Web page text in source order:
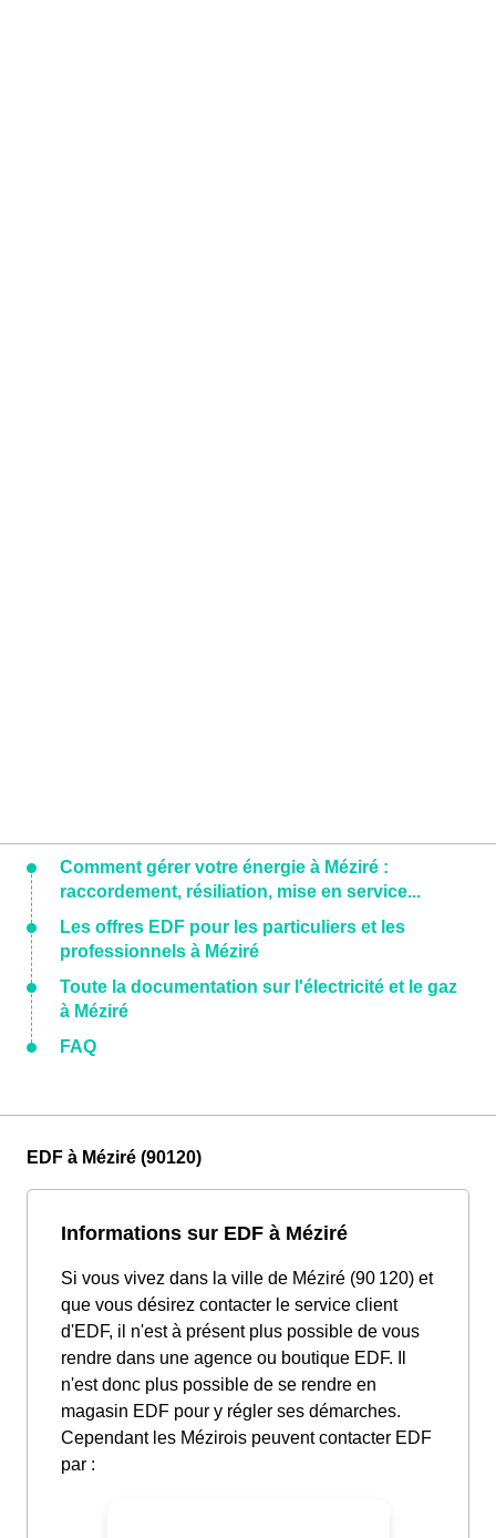
Comment gérer votre énergie à Méziré :
raccordement, résiliation, mise en service...
Les offres EDF pour les particuliers et les
professionnels à Méziré
Toute la documentation sur l'électricité et le gaz
à Méziré
FAQ
EDF à Méziré (90120)
Informations sur EDF à Méziré
Si vous vivez dans la ville de Méziré (90 120) et
que vous désirez contacter le service client
d'EDF, il n'est à présent plus possible de vous
rendre dans une agence ou boutique EDF. Il
n'est donc plus possible de se rendre en
magasin EDF pour y régler ses démarches.
Cependant les Mézirois peuvent contacter EDF
par :